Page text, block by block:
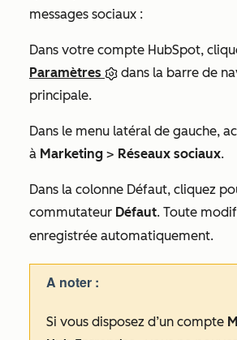
messages sociaux :
Dans votre compte HubSpot,
Paramètres
dans la barre de
principale.
Dans le menu latéral de gauche,
à Marketing > Réseaux sociaux.
Dans la colonne Défaut, cliquez
commutateur Défaut. Toute
enregistrée automatiquement.
A noter :
Si vous disposez d’un compte